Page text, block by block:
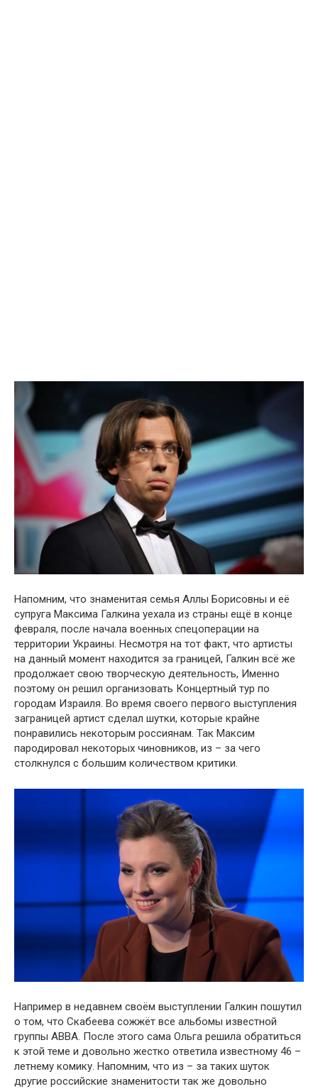
Напомним, что знаменитая семья Аллы Борисовны и её
супруга Максима Галкина уехала из страны ещё в конце
февраля, после начала военных спецоперации на
территории Украины. Несмотря на тот факт, что артисты
на данный момент находится за границей, Галкин всё же
продолжает свою творческую деятельность, Именно
поэтому он решил организовать Концертный тур по
городам Израиля. Во время своего первого выступления
заграницей артист сделал шутки, которые крайне
понравились некоторым россиянам. Так Максим
пародировал некоторых чиновников, из – за чего
столкнулся с большим количеством критики.
Например в недавнем своём выступлении Галкин пошутил
о том, что Скабеева сожжёт все альбомы известной
группы ABBA. После этого сама Ольга решила обратиться
к этой теме и довольно жестко ответила известному 46 –
летнему комику. Напомним, что из – за таких шуток
другие российские знаменитости так же довольно